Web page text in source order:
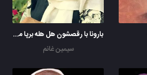
بارونا با رقصشون هل هله برپا میکنن
سیمین غانم